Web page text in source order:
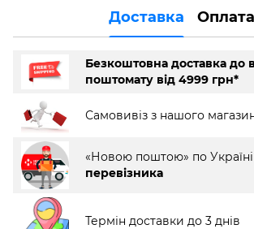
Доставка Оплата
Безкоштовна доставка до
поштомату від 4999 грн*
Самовивіз з нашого
«Новою поштою» по
перевізника
Термін доставки до 3 днів